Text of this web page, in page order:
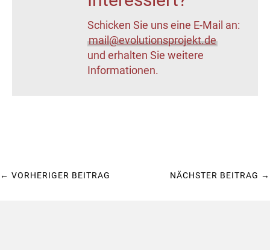
Schicken Sie uns eine E-Mail an:
mail@evolutionsprojekt.de
und erhalten Sie weitere
Informationen.
← VORHERIGER BEITRAG NÄCHSTER BEITRAG →